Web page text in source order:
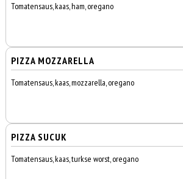
Tomatensaus, kaas, ham, oregano
PIZZA MOZZARELLA
Tomatensaus, kaas, mozzarella, oregano
PIZZA SUCUK
Tomatensaus, kaas, turkse worst, oregano